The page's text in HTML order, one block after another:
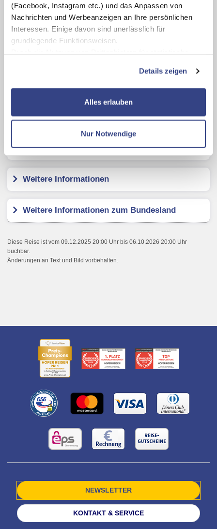
(Facebook, Instagram etc.) und das Anpassen von
Nachrichten und Werbeanzeigen an Ihre persönlichen
Interessen. Einige davon sind unerlässlich für
grundlegende Funktionsweisen.
zusätzliche Dienste bzw. Technologien von Drittanbietern
nutzen und uns sowie Dritten weitere Personalisierungen
ermöglichen, dabei kommt es auch zu Übermittlungen
Datenschutzseite
Mit Klick auf "Alles erlauben" stimmen Sie der
Verwendung der Cookies & Plugins auf unseren
Webseiten zu.
Details zeigen
Alles erlauben
Nur Notwendige
Benutzung des hoteleigenen Wellnessbereichs
(Öffnungszeiten lt. Aushang vor Ort oder online)
Wildschönau Premium Card blau (gültig für die Dauer des
Aufenthaltes, Leistungen teilweise saisonabhängig)
Karte ansehen
Hotel Simmerlwirt
Kundenbewertungen
Weitere Informationen
Weitere Informationen zum Bundesland
Diese Reise ist vom 09.12.2025 20:00 Uhr bis 06.10.2026 20:00 Uhr
buchbar.
Änderungen an Text und Bild vorbehalten.
NEWSLETTER
KONTAKT & SERVICE